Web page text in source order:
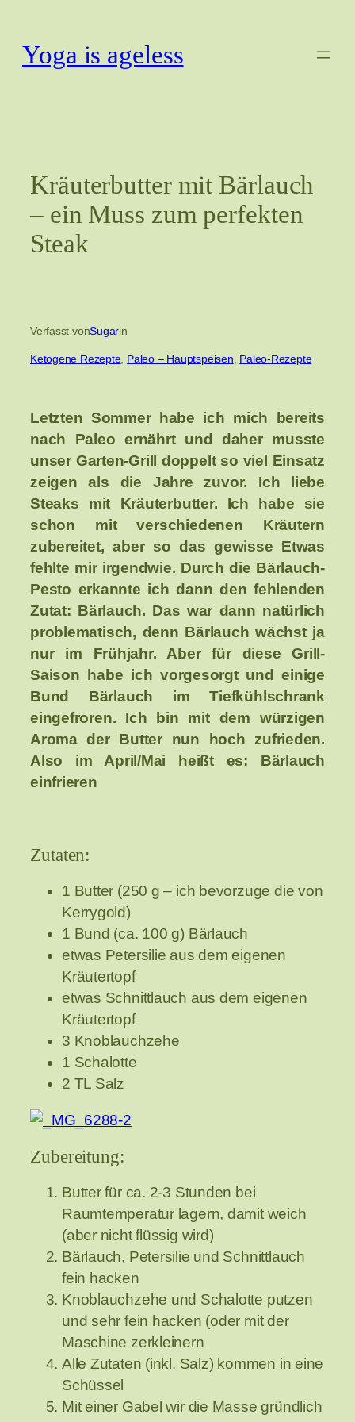
springen
Yoga is ageless
Kräuterbutter mit Bärlauch
– ein Muss zum perfekten
Steak
Verfasst vonSugarin
Ketogene Rezepte, Paleo – Hauptspeisen Paleo-Rezepte
Letzten Sommer habe ich mich bereits
nach Paleo ernährt und daher musste
unser Garten-Grill doppelt so viel Einsatz
zeigen als die Jahre zuvor. Ich liebe
Steaks mit Kräuterbutter. Ich habe sie
schon mit verschiedenen Kräutern
zubereitet, aber so das gewisse Etwas
fehlte mir irgendwie. Durch die Bärlauch-
Pesto erkannte ich dann den fehlenden
Zutat: Bärlauch. Das war dann natürlich
problematisch, denn Bärlauch wächst ja
nur im Frühjahr. Aber für diese Grill-
Saison habe ich vorgesorgt und einige
Bund Bärlauch im Tiefkühlschrank
eingefroren. Ich bin mit dem würzigen
Aroma der Butter nun hoch zufrieden.
Also im April/Mai heißt es: Bärlauch
einfrieren
Zutaten:
1 Butter (250 g – ich bevorzuge die von
Kerrygold)
1 Bund (ca. 100 g) Bärlauch
etwas Petersilie aus dem eigenen
Kräutertopf
etwas Schnittlauch aus dem eigenen
Kräutertopf
3 Knoblauchzehe
1 Schalotte
2 TL Salz
Zubereitung:
Butter für ca. 2-3 Stunden bei
Raumtemperatur lagern, damit weich
(aber nicht flüssig wird)
Bärlauch, Petersilie und Schnittlauch
fein hacken
Knoblauchzehe und Schalotte putzen
und sehr fein hacken (oder mit der
Maschine zerkleinern
Alle Zutaten (inkl. Salz) kommen in eine
Schüssel
Mit einer Gabel wir die Masse gründlich